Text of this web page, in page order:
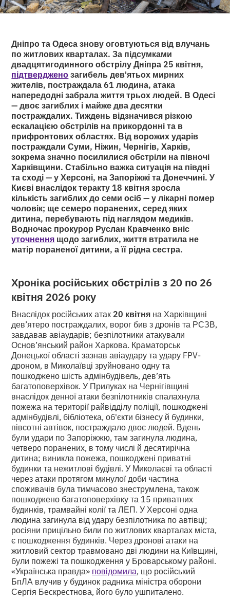
Дніпро та Одеса знову оговтуються від влучань
по житлових кварталах. За підсумками
двадцятигодинного обстрілу Дніпра 25 квітня,
підтвердженозагибель дев'ятьох мирних
жителів, постраждала 61 людина, атака
напередодні забрала життя трьох людей. В Одесі
— двоє загиблих і майже два десятки
постраждалих. Тиждень відзначився різкою
ескалацією обстрілів на прикордонні та в
прифронтових областях. Від ворожих ударів
постраждали Суми, Ніжин, Чернігів, Харків,
зокрема значно посилилися обстріли на півночі
Харківщини. Стабільно важка ситуація на півдні
та сході — у Херсоні, на Запоріжжі та Донеччині. У
Києві внаслідок теракту 18 квітня зросла
кількість загиблих до семи осіб — у лікарні помер
чоловік; ще семеро поранених, серед яких
дитина, перебувають під наглядом медиків.
Водночас прокурор Руслан Кравченко вніс
уточнення щодо загиблих, життя втратила не
матір пораненої дитини, а її рідна сестра.
Хроніка російських обстрілів з 20 по 26
квітня 2026 року
Внаслідок російських атак 20 квітня на Харківщині
дев’ятеро постраждалих, ворог бив з дронів та РСЗВ,
завдавав авіаударів; безпілотники атакували
Основ’янський район Харкова. Краматорськ
Донецької області зазнав авіаудару та удару FPV-
дроном, в Миколаївці зруйновано одну та
пошкоджено шість адмінбудівель, дев’ять
багатоповерхівок. У Прилуках на Чернігівщині
внаслідок денної атаки безпілотників спалахнула
пожежа на території райвідділу поліції, пошкоджені
адмінбудівлі, бібліотека, об'єкти бізнесу й будинки,
півсотні автівок, постраждало двоє людей. Вдень
були удари по Запоріжжю, там загинула людина,
четверо поранених, в тому числі й десятирічна
дитина; виникла пожежа, пошкоджені приватні
будинки та нежитлові будівлі. У Миколаєві та області
через атаки протягом минулої доби частина
споживачів була тимчасово знеструмлена, також
пошкоджено багатоповерхівку та 15 приватних
будинків, трамвайні колії та ЛЕП. У Херсоні одна
людина загинула від удару безпілотника по автівці;
росіяни прицільно били по житлових кварталах міста,
є пошкодження будинків. Через дронові атаки на
житловий сектор травмовано дві людини на Київщині,
були пожежі та пошкодження у Броварському районі.
«Українська правда» повідомила, що російський
БпЛА влучив у будинок радника міністра оборони
Сергія Бескрестнова, його було ушпиталено.